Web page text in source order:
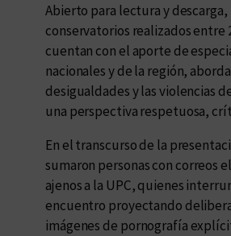
Abierto para lectura y descarga,
conservatorios realizados entre
cuentan con el aporte de
nacionales y de la región,
desigualdades y las violencias
una perspectiva respetuosa,
En el transcurso de la
sumaron personas con correos
ajenos a la UPC, quienes
encuentro proyectando
imágenes de pornografía